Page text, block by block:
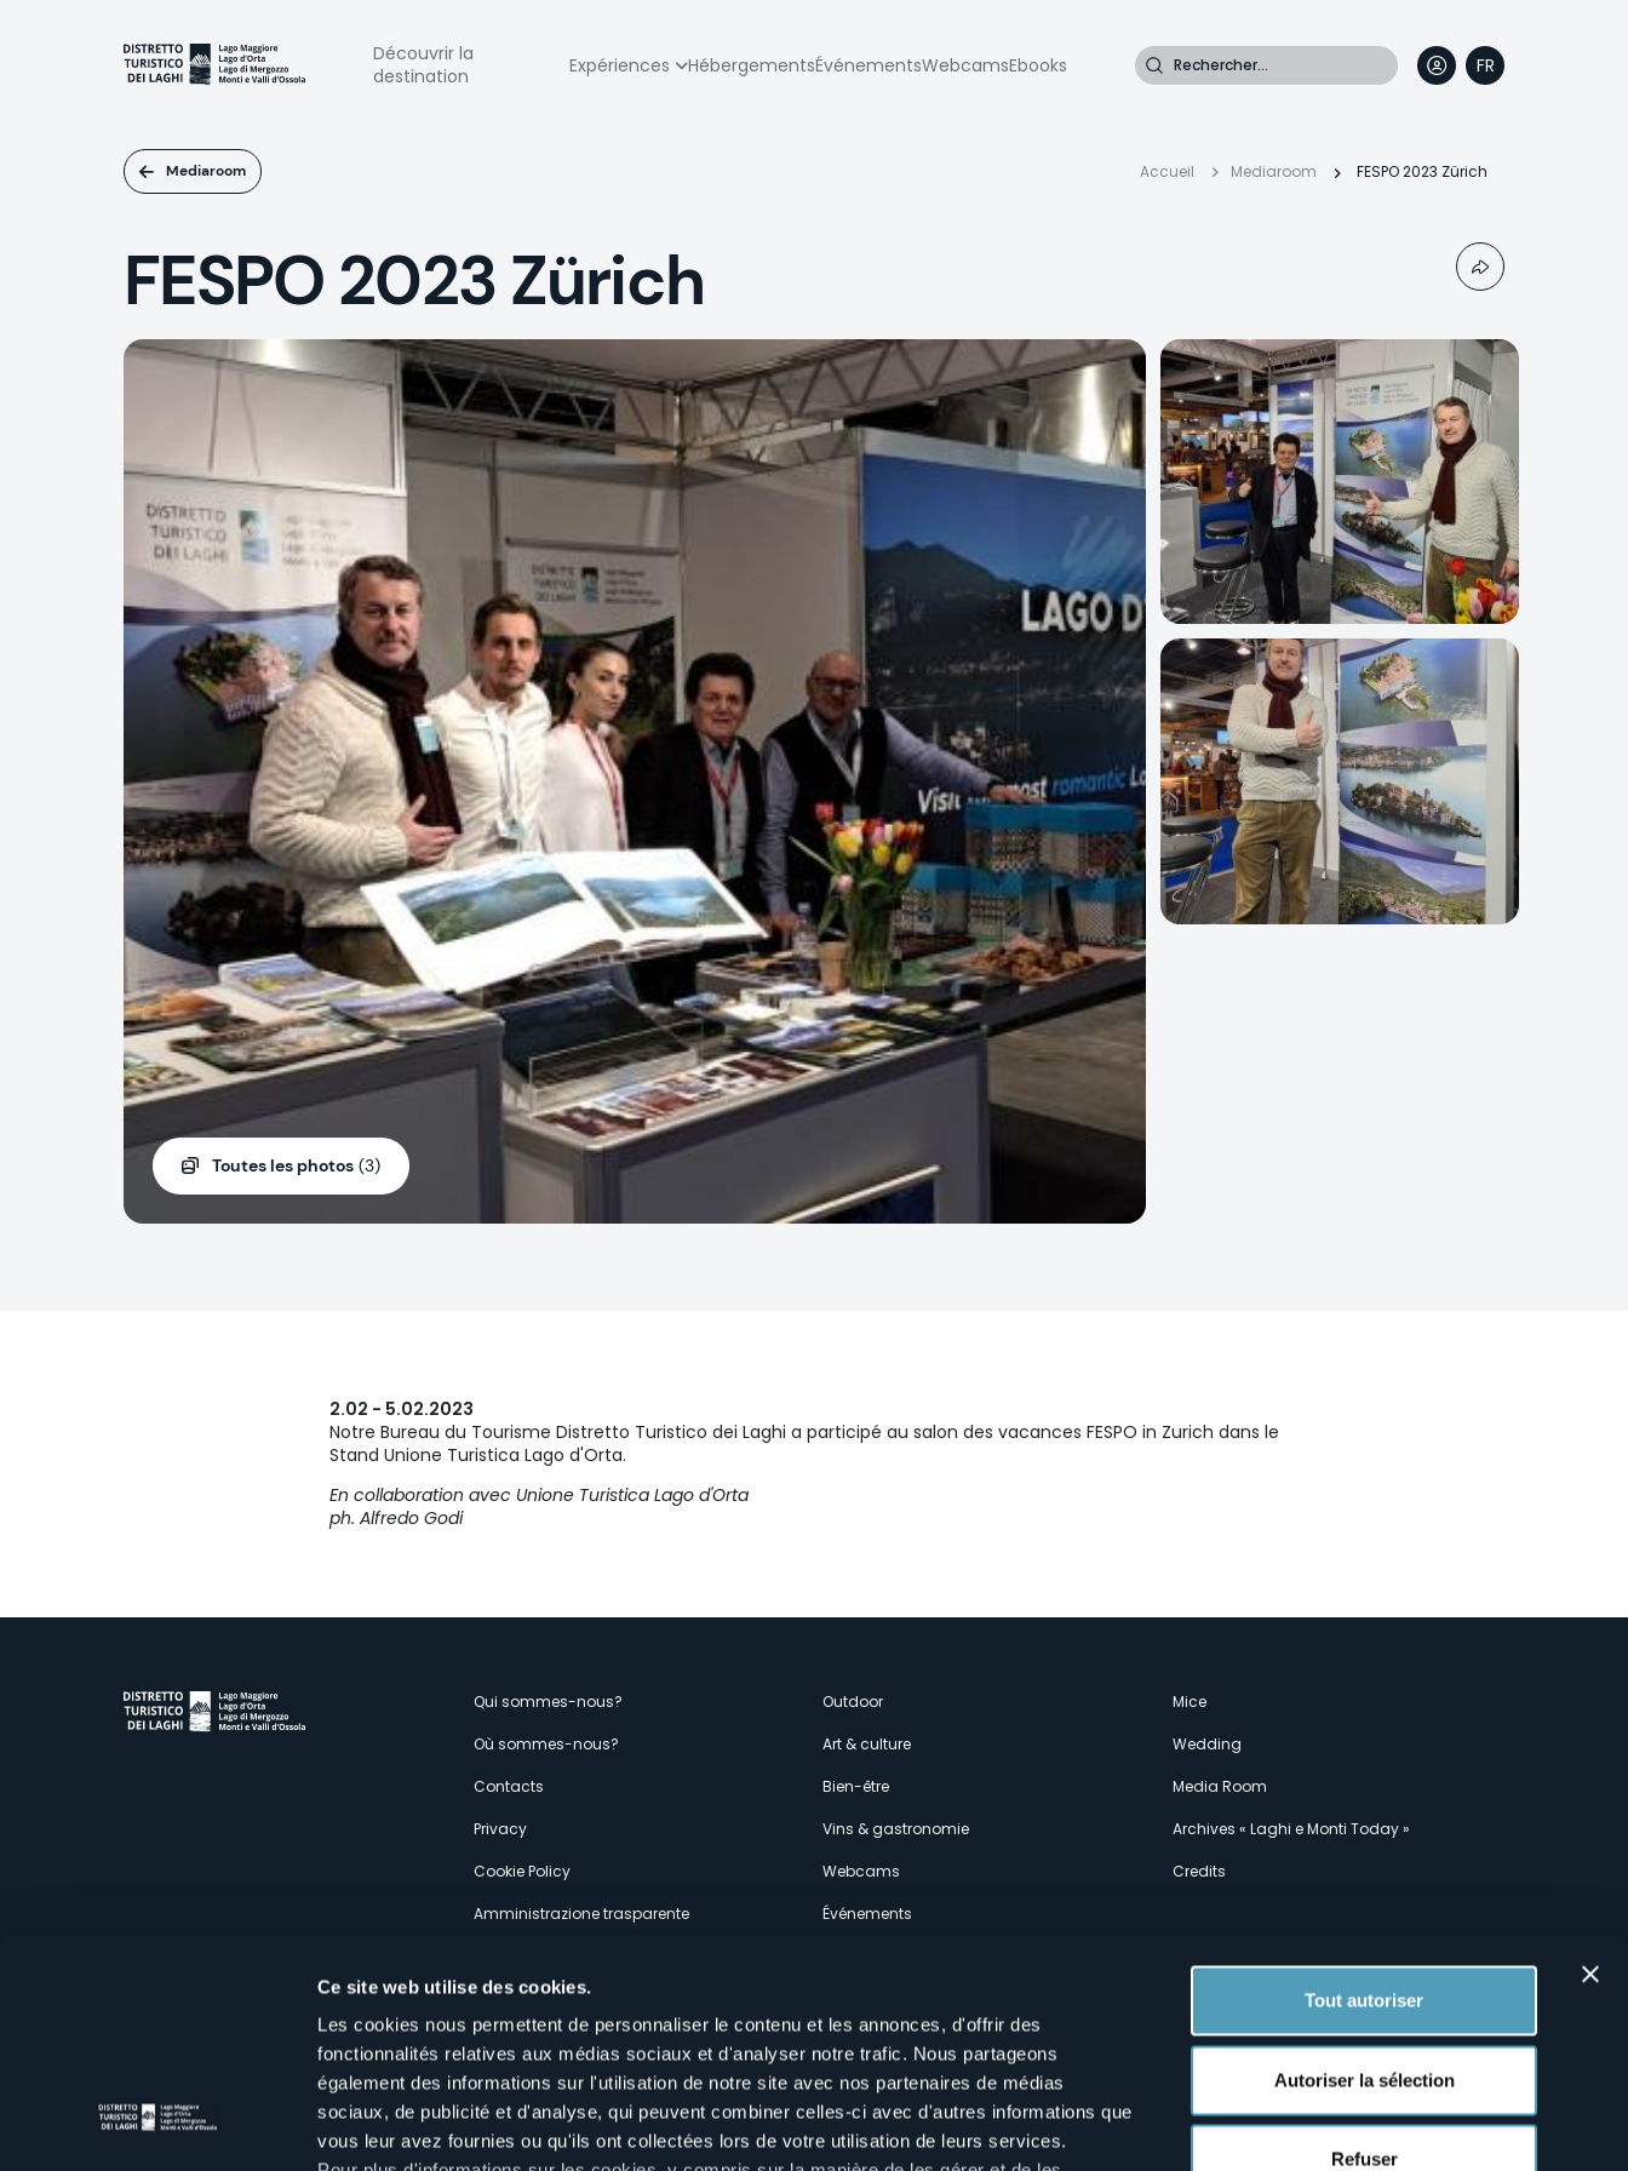
Ce site web utilise des cookies.
Les cookies nous permettent de personnaliser le contenu et les annonces, d'offrir des
fonctionnalités relatives aux médias sociaux et d'analyser notre trafic. Nous partageons
également des informations sur l'utilisation de notre site avec nos partenaires de médias
sociaux, de publicité et d'analyse, qui peuvent combiner celles-ci avec d'autres informations que
vous leur avez fournies ou qu'ils ont collectées lors de votre utilisation de leurs services.
Tout autoriser
Autoriser la sélection
Refuser
Navigazione
Découvrir la
destination
Expériences HébergementsÉvénementsWebcamsEbooks Rechercher
FR
IT
EN
DE
Mediaroom
Fil
Accueil Mediaroom FESPO 2023 Zürich
FESPO 2023 Zürich
Toutes les photos (3)
2.02 - 5.02.2023
Notre Bureau du Tourisme Distretto Turistico dei Laghi a participé au salon des vacances FESPO in Zurich dans le
Stand Unione Turistica Lago d'Orta.
En collaboration avec Unione Turistica Lago d'Orta
ph. Alfredo Godi
Menù
secondario
Qui sommes-nous?
Où sommes-nous?
Contacts
Privacy
Cookie Policy
Amministrazione trasparente
Outdoor
Art & culture
Bien-être
Vins & gastronomie
Webcams
Événements
Mice
Wedding
Media Room
Archives « Laghi e Monti Today »
Credits
Distretto Turistico dei Laghi Scrl
Sede legale e operativa: Corso Italia 26 - 28838 Stresa VB - Italy
Suivez-nous sur nos réseaux sociaux